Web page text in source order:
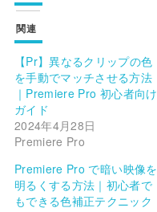
関連
【Pr】異なるクリップの色
を手動でマッチさせる方法
｜Premiere Pro 初心者向け
ガイド
2024年4月28日
Premiere Pro
Premiere Pro で暗い映像を
明るくする方法｜初心者で
もできる色補正テクニック